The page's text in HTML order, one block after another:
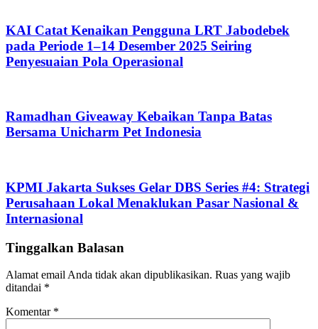
KAI Catat Kenaikan Pengguna LRT Jabodebek
pada Periode 1–14 Desember 2025 Seiring
Penyesuaian Pola Operasional
Ramadhan Giveaway Kebaikan Tanpa Batas
Bersama Unicharm Pet Indonesia
KPMI Jakarta Sukses Gelar DBS Series #4: Strategi
Perusahaan Lokal Menaklukan Pasar Nasional &
Internasional
Tinggalkan Balasan
Alamat email Anda tidak akan dipublikasikan. Ruas yang wajib
ditandai *
Komentar *